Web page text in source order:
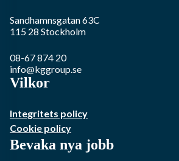
Sandhamnsgatan 63C
115 28 Stockholm
08-67 874 20
info@kggroup.se
Vilkor
Integritets policy
Cookie policy
Bevaka nya jobb